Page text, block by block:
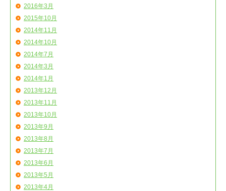
2016年3月
2015年10月
2014年11月
2014年10月
2014年7月
2014年3月
2014年1月
2013年12月
2013年11月
2013年10月
2013年9月
2013年8月
2013年7月
2013年6月
2013年5月
2013年4月